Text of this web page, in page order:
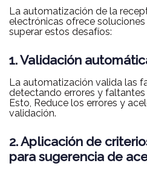
La automatización de la
electrónicas ofrece
superar estos desafíos:
1. Validación
La automatización valida las
detectando errores y faltantes
Esto, Reduce los errores y
validación.
2. Aplicación de
para sugerencia de